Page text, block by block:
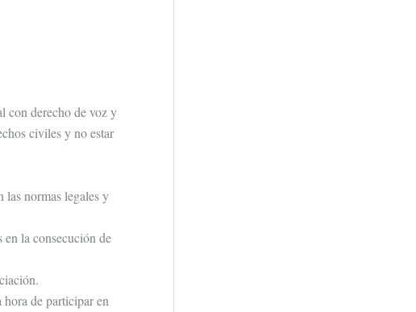
con derecho de voz y
civiles y no estar
las normas legales y
la consecución de
de participar en